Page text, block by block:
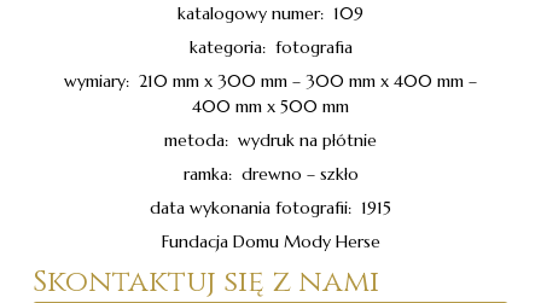
katalogowy numer: 109
kategoria: fotografia
wymiary: 210 mm x 300 mm – 300 mm x 400 mm –
400 mm x 500 mm
metoda: wydruk na płótnie
ramka: drewno – szkło
data wykonania fotografii: 1915
Fundacja Domu Mody Herse
Skontaktuj się z nami